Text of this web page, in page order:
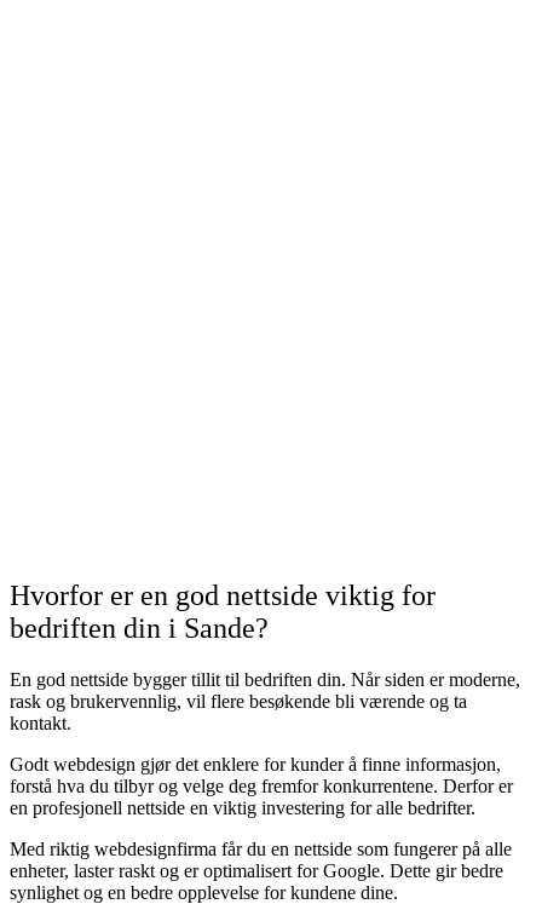
Hvorfor er en god nettside viktig for
bedriften din i Sande?
En god nettside bygger tillit til bedriften din. Når siden er moderne,
rask og brukervennlig, vil flere besøkende bli værende og ta
kontakt.
Godt webdesign gjør det enklere for kunder å finne informasjon,
forstå hva du tilbyr og velge deg fremfor konkurrentene. Derfor er
en profesjonell nettside en viktig investering for alle bedrifter.
Med riktig webdesignfirma får du en nettside som fungerer på alle
enheter, laster raskt og er optimalisert for Google. Dette gir bedre
synlighet og en bedre opplevelse for kundene dine.